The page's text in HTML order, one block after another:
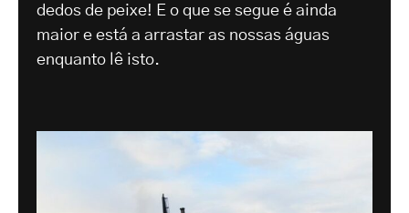
dedos de peixe! E o que se segue é ainda
maior e está a arrastar as nossas águas
enquanto lê isto.